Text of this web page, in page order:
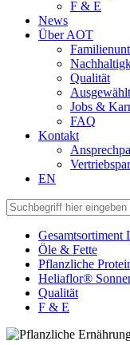
F & E
News
Über AOT
Qualität
Jobs &
FAQ
Kontakt
EN
Gesamtsortiment
Öle & Fette
Pflanzliche
Heliaflor®
Qualität
F & E